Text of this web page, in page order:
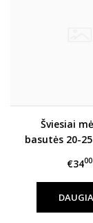
Šviesiai
basutės 20-
€3400